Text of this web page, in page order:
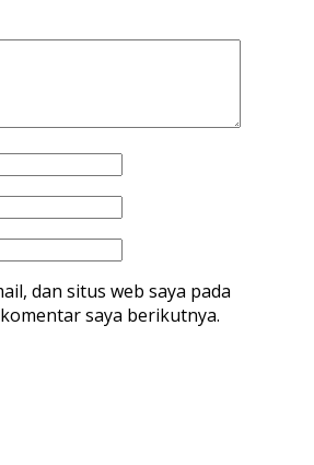
dan situs web saya pada
saya berikutnya.